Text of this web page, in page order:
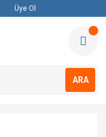
Üye Ol
ARA